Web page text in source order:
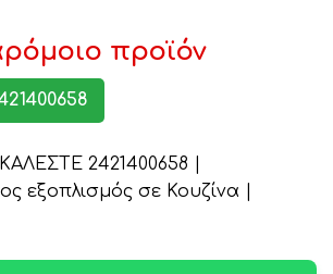
προϊόν
2421400658 |
εξοπλισμός σε Κουζίνα |